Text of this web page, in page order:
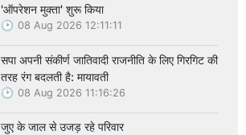
'ऑपरेशन मुक्ता' शुरू किया
08 Aug 2026 12:11:11
सपा अपनी संकीर्ण जातिवादी राजनीति के लिए गिरगिट की
तरह रंग बदलती है: मायावती
08 Aug 2026 11:16:26
जुए के जाल से उजड़ रहे परिवार